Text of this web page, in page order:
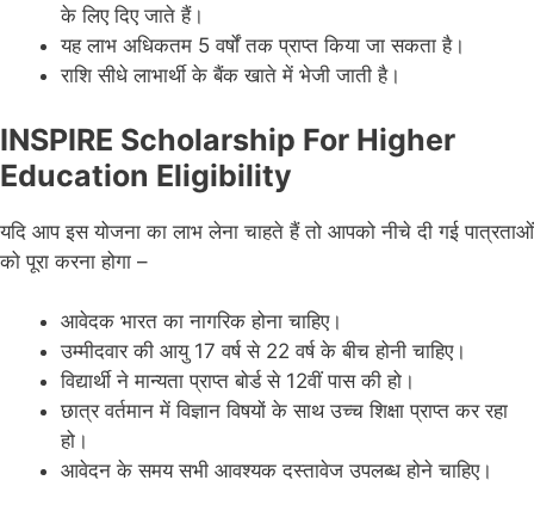
के लिए दिए जाते हैं।
यह लाभ अधिकतम 5 वर्षों तक प्राप्त किया जा सकता है।
राशि सीधे लाभार्थी के बैंक खाते में भेजी जाती है।
INSPIRE Scholarship For Higher
Education Eligibility
यदि आप इस योजना का लाभ लेना चाहते हैं तो आपको नीचे दी गई पात्रताओं
को पूरा करना होगा –
आवेदक भारत का नागरिक होना चाहिए।
उम्मीदवार की आयु 17 वर्ष से 22 वर्ष के बीच होनी चाहिए।
विद्यार्थी ने मान्यता प्राप्त बोर्ड से 12वीं पास की हो।
छात्र वर्तमान में विज्ञान विषयों के साथ उच्च शिक्षा प्राप्त कर रहा
हो।
आवेदन के समय सभी आवश्यक दस्तावेज उपलब्ध होने चाहिए।